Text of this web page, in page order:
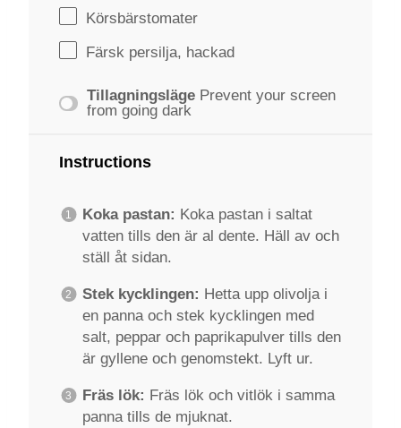
Körsbärstomater
Färsk persilja, hackad
Tillagningsläge Prevent your screen
from going dark
Instructions
Koka pastan: Koka pastan i saltat
vatten tills den är al dente. Häll av och
ställ åt sidan.
Stek kycklingen: Hetta upp olivolja i
en panna och stek kycklingen med
salt, peppar och paprikapulver tills den
är gyllene och genomstekt. Lyft ur.
Fräs lök: Fräs lök och vitlök i samma
panna tills de mjuknat.